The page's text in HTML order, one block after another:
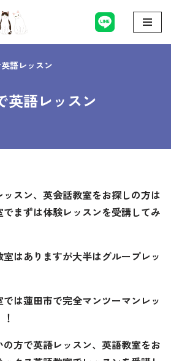
語レッスン
英語レッスン
スン、英会話教室をお探しの方は
まずは体験レッスンを受講してみ
はありますが大半はグループレッ
は蓮田市で完全マンツーマンレッ
方で英語レッスン、英語教室をお